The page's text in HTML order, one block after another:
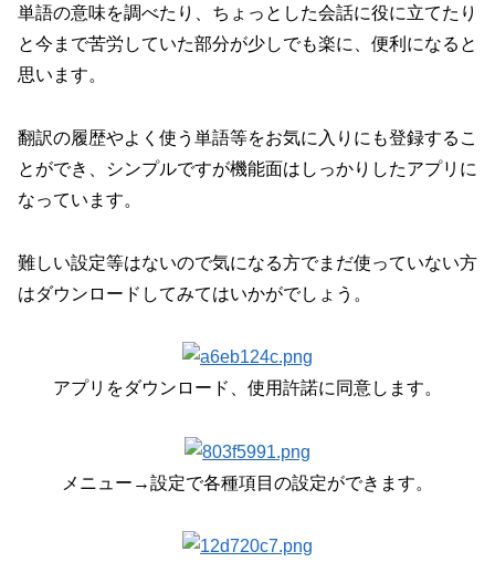
単語の意味を調べたり、ちょっとした会話に役に立てたり
と今まで苦労していた部分が少しでも楽に、便利になると
思います。
翻訳の履歴やよく使う単語等をお気に入りにも登録するこ
とができ、シンプルですが機能面はしっかりしたアプリに
なっています。
難しい設定等はないので気になる方でまだ使っていない方
はダウンロードしてみてはいかがでしょう。
アプリをダウンロード、使用許諾に同意します。
メニュー→設定で各種項目の設定ができます。